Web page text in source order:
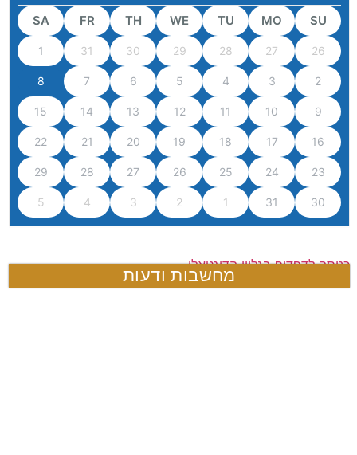
SU
MO
TU
WE
TH
FR
SA
26
27
28
29
30
31
1
2
3
4
5
6
7
8
9
10
11
12
13
14
15
16
17
18
19
20
21
22
23
24
25
26
27
28
29
30
31
1
2
3
4
5
כניסה לדפדוף בגליון הדיגטאלי
מחשבות ודעות